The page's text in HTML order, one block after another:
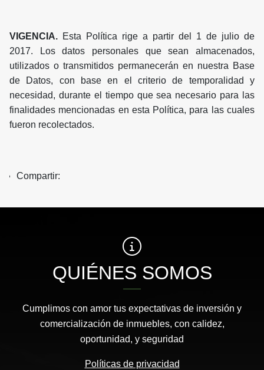
VIGENCIA. Esta Política rige a partir del 1 de julio de
2017. Los datos personales que sean almacenados,
utilizados o transmitidos permanecerán en nuestra Base
de Datos, con base en el criterio de temporalidad y
necesidad, durante el tiempo que sea necesario para las
finalidades mencionadas en esta Política, para las cuales
fueron recolectados.
Compartir:
QUIÉNES SOMOS
Cumplimos con amor tus expectativas de inversión y
comercialización de inmuebles, con calidez,
oportunidad, y seguridad
Políticas de privacidad